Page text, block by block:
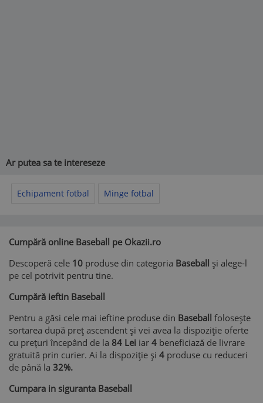
Ar putea sa te intereseze
Echipament fotbal Minge fotbal
Cumpără online Baseball pe Okazii.ro
Descoperă cele 10 produse din categoria Baseball și alege-l
pe cel potrivit pentru tine.
Cumpără ieftin Baseball
Pentru a găsi cele mai ieftine produse din Baseball folosește
sortarea după preț ascendent și vei avea la dispoziție oferte
cu prețuri începând de la 84 Lei iar 4 beneficiază de livrare
gratuită prin curier. Ai la dispoziție și 4 produse cu reduceri
de până la 32%.
Cumpara in siguranta Baseball